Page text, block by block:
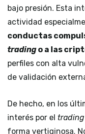
bajo presión. Esta
actividad
conductas
trading o a las
perfiles con alta
de validación
De hecho, en los
interés por el trading
forma vertiginosa.